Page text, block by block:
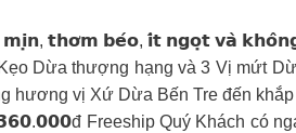
𝘁𝗵𝗼̛𝗺 𝗯𝗲́𝗼, 𝗶́𝘁 𝗻𝗴𝗼̣𝘁 𝘃𝗮̀ 𝗸𝗵𝗼̂𝗻𝗴
Dừa thượng hạng và 3 Vị mứt
hương vị Xứ Dừa Bến Tre đến
Freeship Quý Khách có